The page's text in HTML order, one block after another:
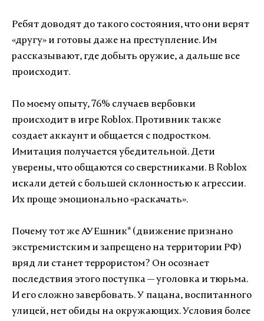
Ребят доводят до такого состояния, что они верят
«другу» и готовы даже на преступление. Им
рассказывают, где добыть оружие, а дальше все
происходит.
По моему опыту, 76% случаев вербовки
происходит в игре Roblox. Противник также
создает аккаунт и общается с подростком.
Имитация получается убедительной. Дети
уверены, что общаются со сверстниками. В Roblox
искали детей с большей склонностью к агрессии.
Их проще эмоционально «раскачать».
Почему тот же АУЕшник* (движение признано
экстремистским и запрещено на территории РФ)
вряд ли станет террористом? Он осознает
последствия этого поступка — уголовка и тюрьма.
И его сложно завербовать. У пацана, воспитанного
улицей, нет обиды на окружающих. Условия более